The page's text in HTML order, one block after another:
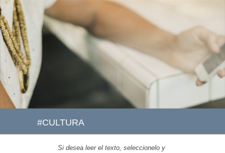
#CULTURA
Si desea leer el texto, seleccionelo y